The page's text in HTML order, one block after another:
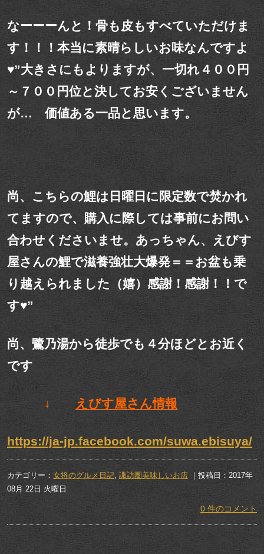
なーーーんと！骨も皮もすべていただけま
す！！！本当に素晴らしいお味なんですよ
♥”大きさにもよりますが、一切れ４００円
～７００円位と決してお安くございません
が… 価値ある一品と思います。
尚、こちらの鯉は日曜日に限定数で焚かれ
てますので、購入に際しては事前にお問い
合わせくださいませ。あっちゃん、えびす
屋さんの鯉で滋養強壮大爆発＝＝お盆も乗
り越えられました（嬉）感謝！感謝！！で
す♥”
尚、鷺乃湯から徒歩でも４分ほどとお近く
です
↓ えびす屋さん情報
https://ja-jp.facebook.com/suwa.ebisuya/
カテゴリー： 女将のグルメ日記 諏訪圏美味しいお店 ｜投稿日：2017年
08月 22日 火曜日
0 件のコメント